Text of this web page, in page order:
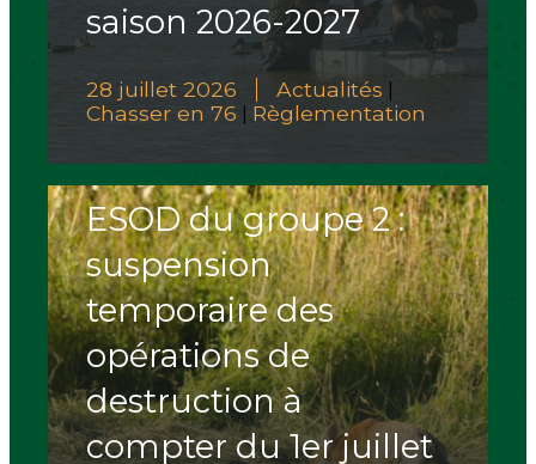
saison 2026-2027
28 juillet 2026 Actualités
Chasser en 76 Règlementation
ESOD du groupe 2 :
suspension
temporaire des
opérations de
destruction à
compter du 1er juillet